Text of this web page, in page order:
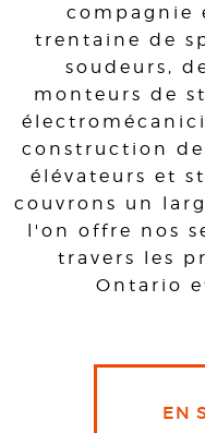
compagnie
trentaine de
soudeurs,
monteurs de
construction
élévateurs et
couvrons un
l'on offre nos
travers les
Ontario
EN